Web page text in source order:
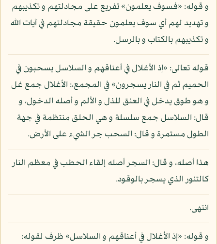
و قوله: «فسوف يعلمون» تفريع على مجادلتهم و تكذيبهم
و تهديد لهم أي سوف يعلمون حقيقة مجادلتهم في آيات الله
و تكذيبهم بالكتاب و بالرسل.
قوله تعالى: «إذ الأغلال في أعناقهم و السلاسل يسحبون في
الحميم ثم في النار يسجرون» في المجمع،: الأغلال جمع غل
و هو طوق يدخل في العنق للذل و الألم و أصله الدخول، و
قال: السلاسل جمع سلسلة و هي الحلق منتظمة في جهة
الطول مستمرة و قال: السحب جر الشيء على الأرض.
هذا أصله، و قال: السجر أصله إلقاء الحطب في معظم النار
كالتنور الذي يسجر بالوقود.
انتهى.
و قوله: «إذ الأغلال في أعناقهم و السلاسل» ظرف لقوله: